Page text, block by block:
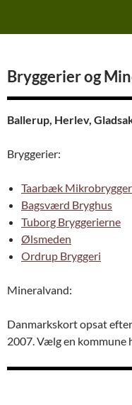
Bryggerier og
Ballerup, Herlev,
Bryggerier:
Taarbæk
Bagsværd Bryghus
Tuborg Bryggerierne
Ølsmeden
Ordrup Bryggeri
Mineralvand:
Danmarkskort opsat
2007. Vælg en kommune